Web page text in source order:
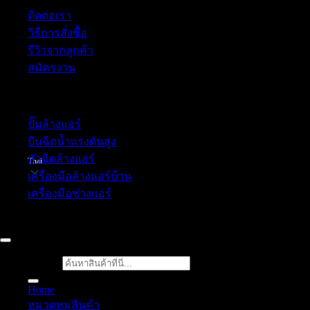
Thai
ติดต่อเรา
วิธีการสั่งซื้อ
รีวิวจากลูกค้า
สมัครงาน
ปั๊มล้างแอร์
ปืนฉีดน้ำเเรงดันสูง
หัวฉีดล้างแอร์
เครื่องมือล้างแอร์บ้าน
เครื่องมือช่างแอร์
Home
หมวดหมู่สินค้า